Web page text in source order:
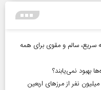
کنم؟ معرفی ۳۰ صبحانه سریع، سالم و مقوی برای همه
بهبود نمی‌یابند؟